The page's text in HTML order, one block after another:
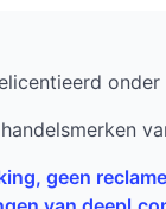
onder
geen